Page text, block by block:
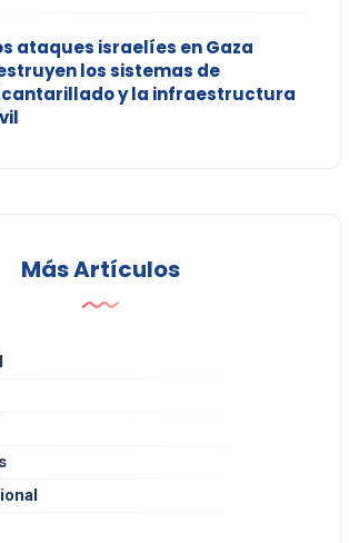
ataques israelíes en Gaza
los sistemas de
y la infraestructura
Más Artículos